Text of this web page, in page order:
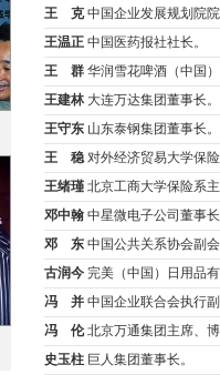
王 克中国企业发展规划院
王温正 中国医药报社社长。
王 群 华润雪花啤酒（中国
王建林大连万达集团董事长。
王守东 山东泰钢集团董事长。
王
稳对外经济贸易大学保
王绪瑾 北京工商大学保险系
邓中翰 中星微电子公司董事
邓 东 中国公共关系协会副
古润今 完美（中国）日用品
冯 并 中国企业联合会执行
冯 伦北京万通集团主席、
史玉柱 巨人集团董事长。